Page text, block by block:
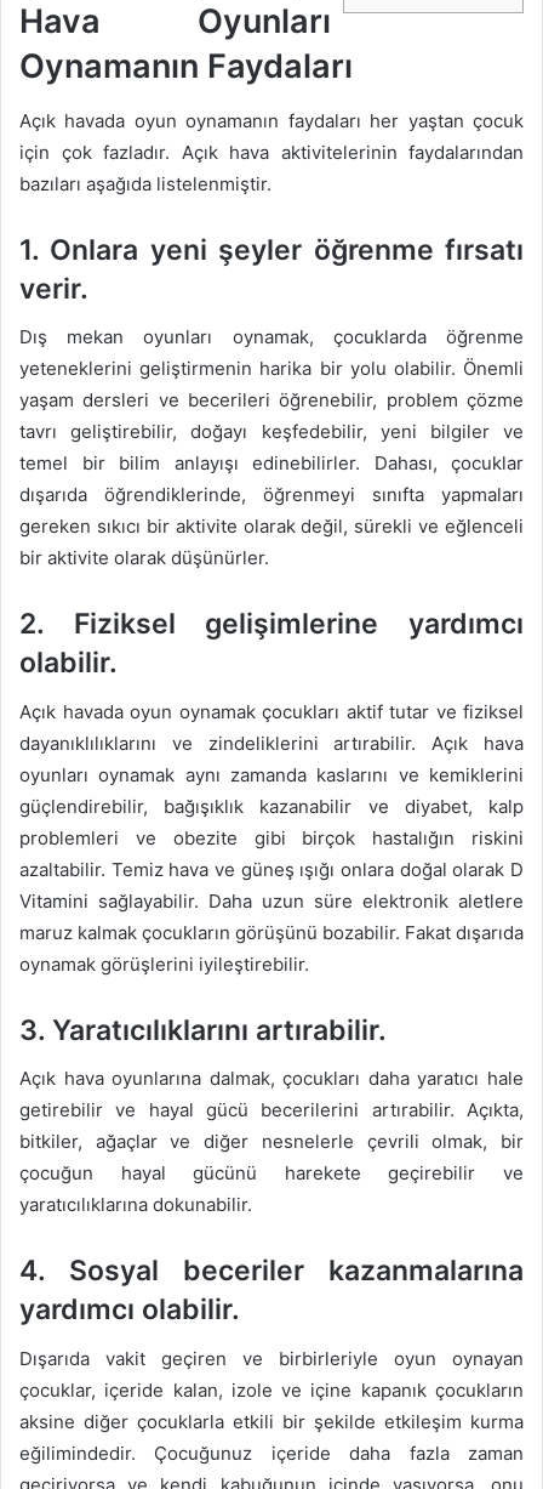
Hava Oyunları
Oynamanın Faydaları
Açık havada oyun oynamanın faydaları her yaştan çocuk
için çok fazladır. Açık hava aktivitelerinin faydalarından
bazıları aşağıda listelenmiştir.
1. Onlara yeni şeyler öğrenme fırsatı
verir.
Dış mekan oyunları oynamak, çocuklarda öğrenme
yeteneklerini geliştirmenin harika bir yolu olabilir. Önemli
yaşam dersleri ve becerileri öğrenebilir, problem çözme
tavrı geliştirebilir, doğayı keşfedebilir, yeni bilgiler ve
temel bir bilim anlayışı edinebilirler. Dahası, çocuklar
dışarıda öğrendiklerinde, öğrenmeyi sınıfta yapmaları
gereken sıkıcı bir aktivite olarak değil, sürekli ve eğlenceli
bir aktivite olarak düşünürler.
2. Fiziksel gelişimlerine yardımcı
olabilir.
Açık havada oyun oynamak çocukları aktif tutar ve fiziksel
dayanıklılıklarını ve zindeliklerini artırabilir. Açık hava
oyunları oynamak aynı zamanda kaslarını ve kemiklerini
güçlendirebilir, bağışıklık kazanabilir ve diyabet, kalp
problemleri ve obezite gibi birçok hastalığın riskini
azaltabilir. Temiz hava ve güneş ışığı onlara doğal olarak D
Vitamini sağlayabilir. Daha uzun süre elektronik aletlere
maruz kalmak çocukların görüşünü bozabilir. Fakat dışarıda
oynamak görüşlerini iyileştirebilir.
3. Yaratıcılıklarını artırabilir.
Açık hava oyunlarına dalmak, çocukları daha yaratıcı hale
getirebilir ve hayal gücü becerilerini artırabilir. Açıkta,
bitkiler, ağaçlar ve diğer nesnelerle çevrili olmak, bir
çocuğun hayal gücünü harekete geçirebilir ve
yaratıcılıklarına dokunabilir.
4. Sosyal beceriler kazanmalarına
yardımcı olabilir.
Dışarıda vakit geçiren ve birbirleriyle oyun oynayan
çocuklar, içeride kalan, izole ve içine kapanık çocukların
aksine diğer çocuklarla etkili bir şekilde etkileşim kurma
eğilimindedir. Çocuğunuz içeride daha fazla zaman
geçiriyorsa ve kendi kabuğunun içinde yaşıyorsa, onu